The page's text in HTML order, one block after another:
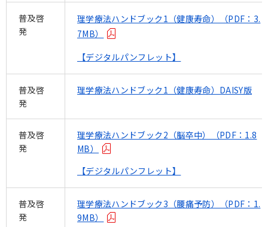
普及啓
発
理学療法ハンドブック1（健康寿命）（PDF：3.
7MB）
【デジタルパンフレット】
普及啓
発
理学療法ハンドブック1（健康寿命）DAISY版
普及啓
発
理学療法ハンドブック2（脳卒中）（PDF：1.8
MB）
【デジタルパンフレット】
普及啓
発
理学療法ハンドブック3（腰痛予防）（PDF：1.
9MB）